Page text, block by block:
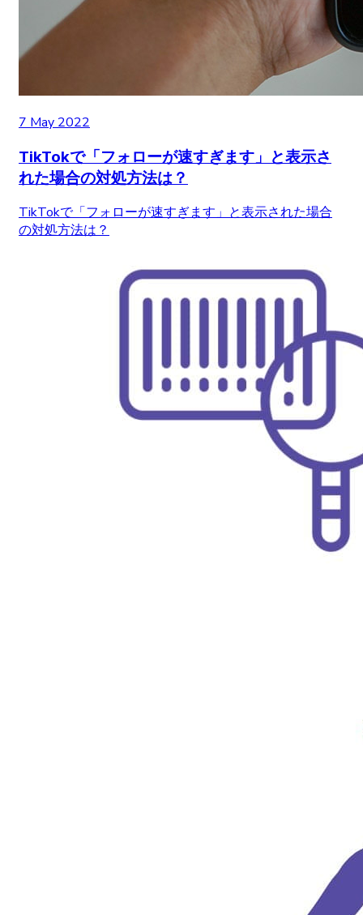
7 May 2022
TikTokで「フォローが速すぎます」と表示さ
れた場合の対処方法は？
TikTokで「フォローが速すぎます」と表示された場合
の対処方法は？